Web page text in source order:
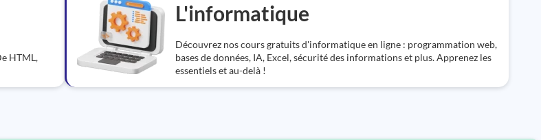
HTML,
L'informatique
Découvrez nos cours gratuits d'informatique en ligne : programmation web,
bases de données, IA, Excel, sécurité des informations et plus. Apprenez les
essentiels et au-delà !